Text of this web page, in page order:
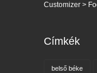
Customizer >
Címkék
belső béke